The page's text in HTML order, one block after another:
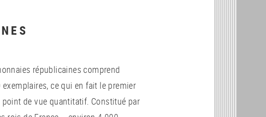
républicaines comprend
ce qui en fait le premier
point de vue quantitatif. Constitué par